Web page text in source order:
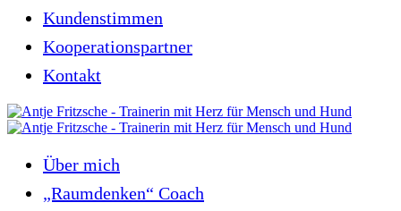
Kundenstimmen
Kooperationspartner
Kontakt
Über mich
„Raumdenken“ Coach